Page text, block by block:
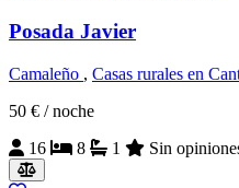
Posada Javier
Camaleño , Casas rurales en
50 € / noche
16
8 1 Sin